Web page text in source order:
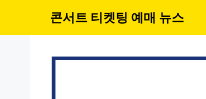
콘서트 티켓팅 예매 뉴스